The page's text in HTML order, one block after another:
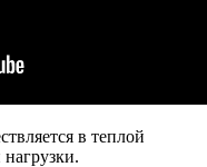
в теплой